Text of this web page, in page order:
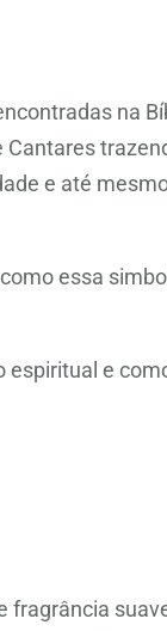
na
e até
essa
e
fragrância